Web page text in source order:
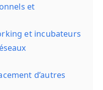
et
et incubateurs
d’autres